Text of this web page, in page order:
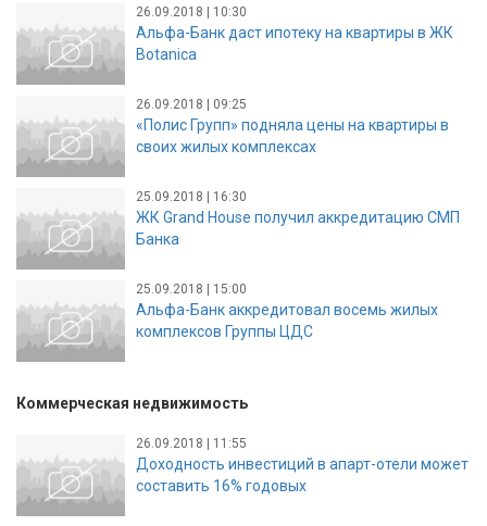
26.09.2018 | 10:30
Альфа-Банк даст ипотеку на квартиры в ЖК
Botanica
26.09.2018 | 09:25
«Полис Групп» подняла цены на квартиры в
своих жилых комплексах
25.09.2018 | 16:30
ЖК Grand House получил аккредитацию СМП
Банка
25.09.2018 | 15:00
Альфа-Банк аккредитовал восемь жилых
комплексов Группы ЦДС
Коммерческая недвижимость
26.09.2018 | 11:55
Доходность инвестиций в апарт-отели может
составить 16% годовых